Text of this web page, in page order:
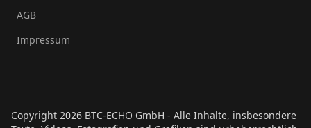
AGB
Impressum
Copyright 2026 BTC-ECHO GmbH - Alle Inhalte, insbesondere